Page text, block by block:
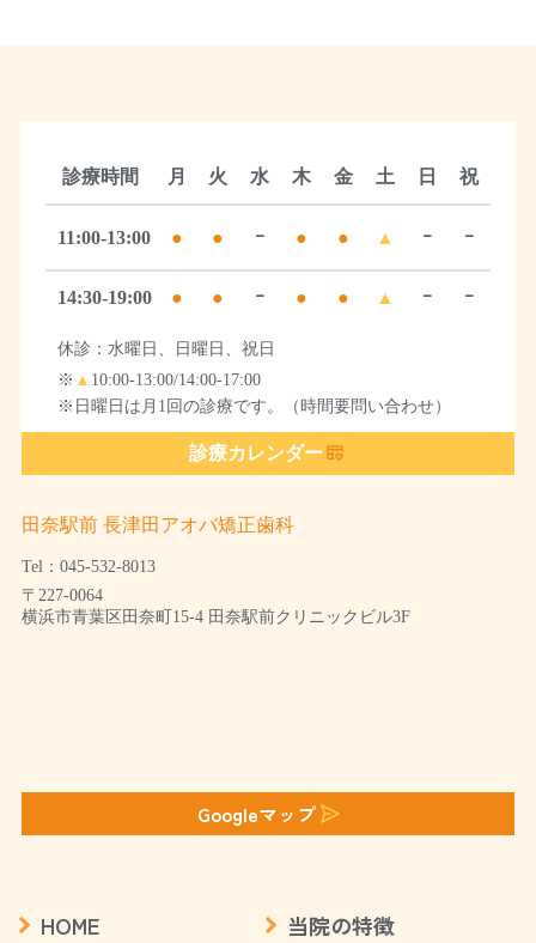
診療時間 月 火 水 木 金 土 日 祝
11:00-13:00 ● ● ｰ ● ● ▲ ｰ ｰ
14:30-19:00 ● ● ｰ ● ● ▲ ｰ ｰ
休診：水曜日、日曜日、祝日
※ ▲ 10:00-13:00/14:00-17:00
※日曜日は月1回の診療です。（時間要問い合わせ）
診療カレンダー
田奈駅前 長津田アオバ矯正歯科
Tel：045-532-8013
〒227-0064
横浜市青葉区田奈町15-4 田奈駅前クリニックビル3F
Googleマップ
HOME
当院の特徴